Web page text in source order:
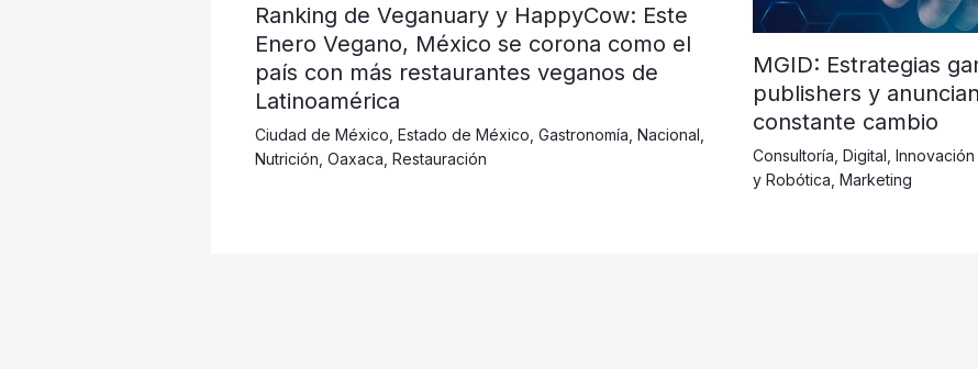
Ranking de Veganuary y HappyCow: Este
Enero Vegano, México se corona como el
país con más restaurantes veganos de
Latinoamérica
Ciudad de México Estado de México Gastronomía Nacional
Nutrición Oaxaca Restauración
MGID: Estrategias
publishers y
constante cambio
Consultoría Digital
y Robótica Marketing